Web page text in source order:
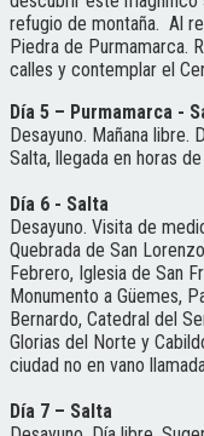
refugio de montaña. Al
Piedra de Purmamarca.
calles y contemplar el
Día 5 – Purmamarca -
Desayuno. Mañana libre.
Salta, llegada en horas
Día 6 - Salta
Desayuno. Visita de
Quebrada de San
Febrero, Iglesia de San
Monumento a Güemes,
Bernardo, Catedral del
Glorias del Norte y
ciudad no en vano
Día 7 – Salta